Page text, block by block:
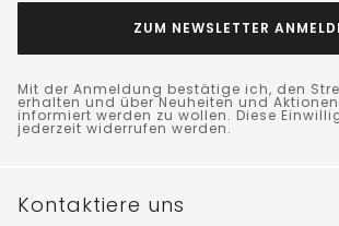
ZUM NEWSLETTER
Mit der Anmeldung bestätige ich, den
erhalten und über Neuheiten und
informiert werden zu wollen. Diese
jederzeit widerrufen werden.
Kontaktiere uns